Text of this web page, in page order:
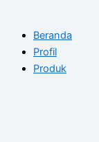
Beranda
Profil
Produk